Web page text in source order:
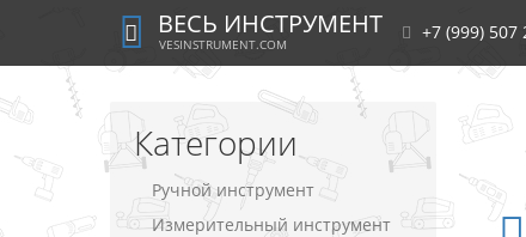
ВЕСЬ ИНСТРУМЕНТ
VESINSTRUMENT.COM
+7 (999) 507
Категории
Ручной инструмент
Измерительный инструмент